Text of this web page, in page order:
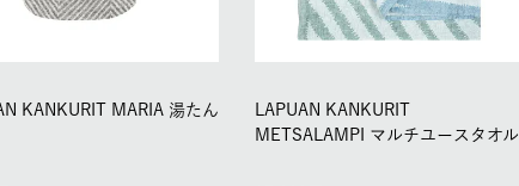
KANKURIT MARIA 湯たん
LAPUAN KANKURIT
METSALAMPI マルチユースタオル